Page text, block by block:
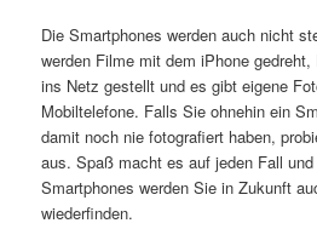
Die Smartphones werden auch nicht
werden Filme mit dem iPhone
ins Netz gestellt und es gibt eigene
Mobiltelefone. Falls Sie ohnehin ein
damit noch nie fotografiert haben,
aus. Spaß macht es auf jeden Fall
Smartphones werden Sie in Zukunft
wiederfinden.